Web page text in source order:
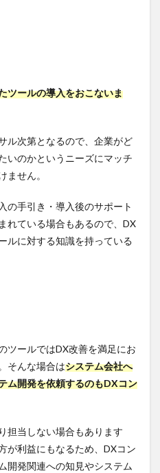
ツールの導入をおこないま
ル次第となるので、企業がど
いのかというニーズにマッチ
ません。
の手引き・導入後のサポート
れている場合もあるので、DX
ルに対する知識を持っている
ツールではDX改善を満足にお
そんな場合はシステム会社へ
ム開発を依頼するのもDXコン
担当しない場合もあります
が利益にもなるため、DXコン
開発関連への知見やシステム